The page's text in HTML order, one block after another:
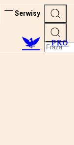
Serwisy
PRO